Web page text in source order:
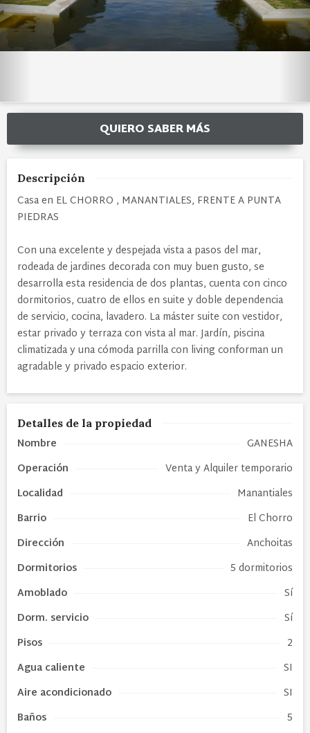
QUIERO SABER MÁS
Descripción
Casa en EL CHORRO , MANANTIALES, FRENTE A PUNTA
PIEDRAS
Con una excelente y despejada vista a pasos del mar,
rodeada de jardines decorada con muy buen gusto, se
desarrolla esta residencia de dos plantas, cuenta con cinco
dormitorios, cuatro de ellos en suite y doble dependencia
de servicio, cocina, lavadero. La máster suite con vestidor,
estar privado y terraza con vista al mar. Jardín, piscina
climatizada y una cómoda parrilla con living conforman un
agradable y privado espacio exterior.
Detalles de la propiedad
Nombre
GANESHA
Operación
Venta y Alquiler temporario
Localidad
Manantiales
Barrio
El Chorro
Dirección
Anchoitas
Dormitorios
5 dormitorios
Amoblado
Sí
Dorm. servicio
Sí
Pisos
2
Agua caliente
SI
Aire acondicionado
SI
Baños
5